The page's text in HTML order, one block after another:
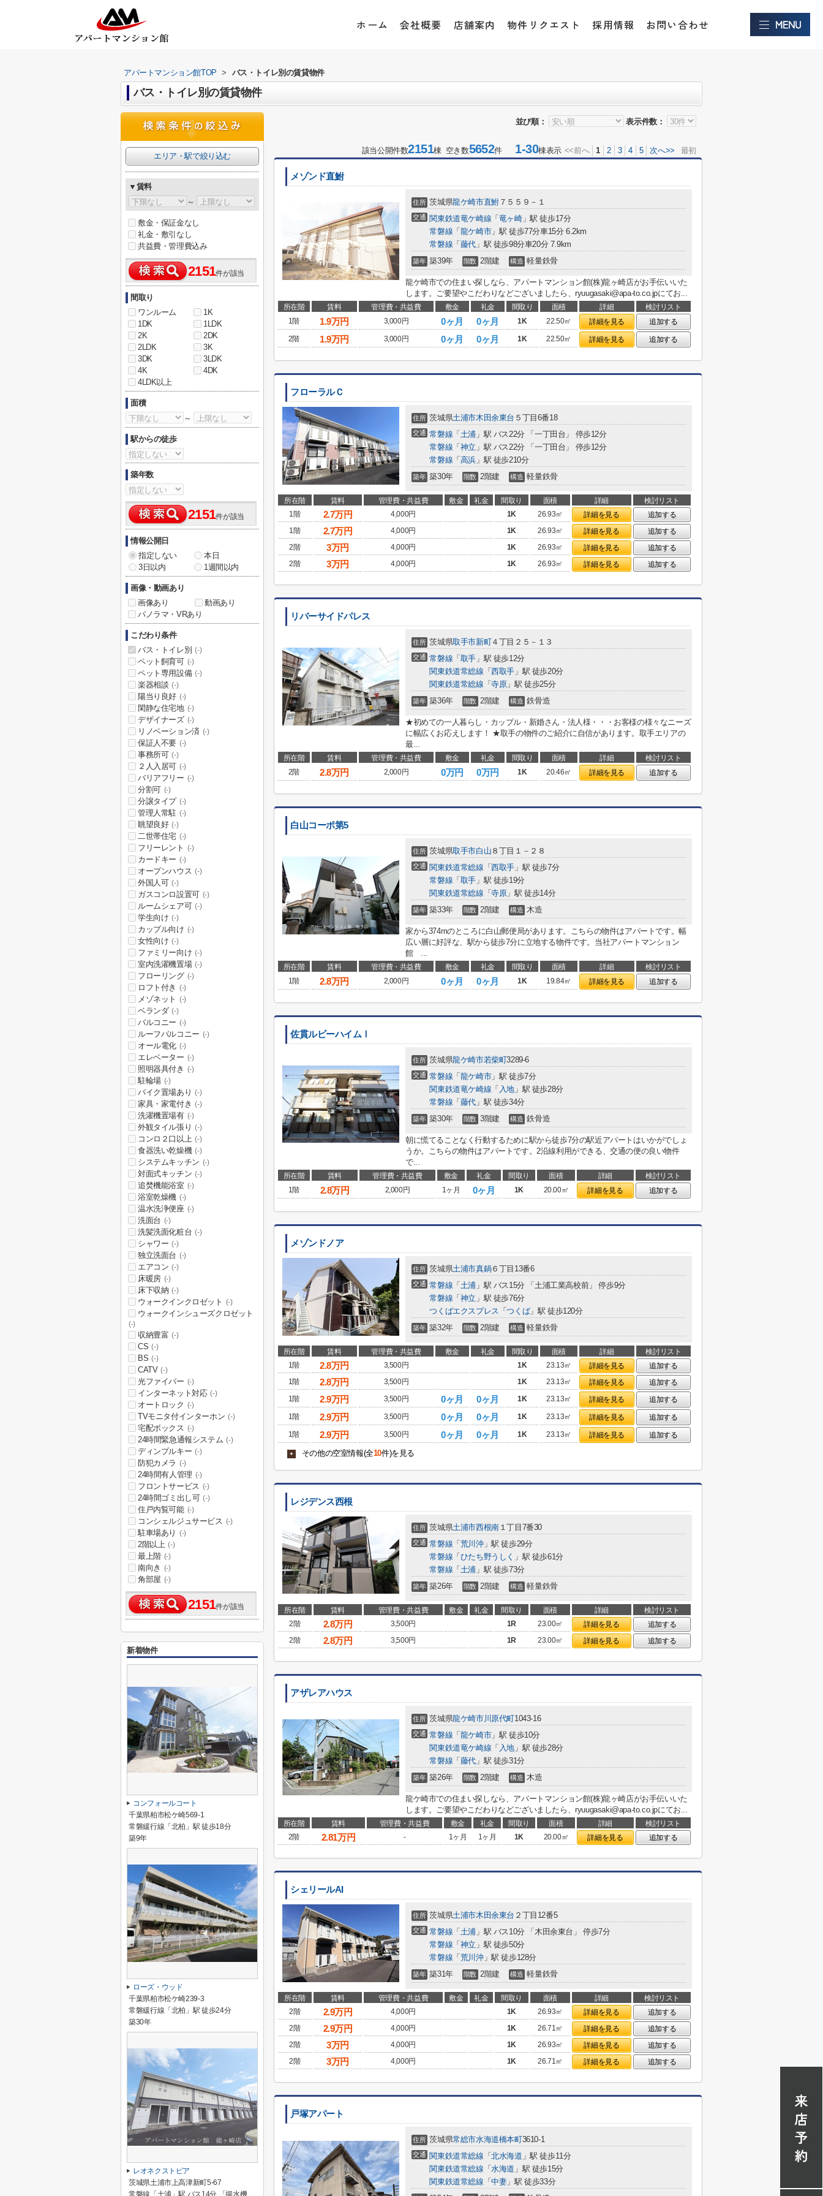
ホーム 会社概要 店舗案内 物件リクエスト 採用情報 お問い合わせ
アパートマンション館TOP > バス・トイレ別の賃貸物件
バス・トイレ別の賃貸物件
並び順： 表示件数：
該当公開件数2151棟 空き数5652件1-30棟表示 <<前へ 1 2 3 4 5 次へ>> 最初
メゾンド直鮒
住所 茨城県龍ケ崎市直鮒７５５９－１
交通 関東鉄道竜ケ崎線 「 竜ヶ崎」駅 徒歩17分
常磐線 「 龍ケ崎市」駅 徒歩77分車15分 6.2km
常磐線 「 藤代 」駅 徒歩98分車20分 7.9km
築年 築39年 階数 2階建 構造 軽量鉄骨
龍ケ崎市での住まい探しなら、アパートマンション館(株)龍ヶ崎店がお手伝いいた
します。ご要望やこだわりなどございましたら、ryuugasaki@apa-to.co.jpにてお...
所在階 賃料 管理費・共益費 敷金 礼金 間取り 面積 詳細
検討リスト
1階
1.9万円 3,000円 0ヶ月 0ヶ月 1K 22.50㎡ 詳細を見る
追加する
2階
1.9万円 3,000円 0ヶ月 0ヶ月 1K 22.50㎡ 詳細を見る 追加する
フローラルＣ
住所 茨城県土浦市木田余東台 ５丁目6番18
交通 常磐線 「 土浦 」駅 バス22分 「一丁田台」 停歩12分
常磐線 「 神立 」駅 バス22分 「一丁田台」 停歩12分
常磐線 「 高浜 」駅 徒歩210分
築年 築30年 階数 2階建 構造 軽量鉄骨
所在階 賃料 管理費・共益費 敷金 礼金 間取り 面積 詳細
検討リスト
1階
2.7万円 4,000円 1K 26.93㎡ 詳細を見る
追加する
1階
2.7万円 4,000円 1K 26.93㎡ 詳細を見る
追加する
2階
3万円 4,000円 1K 26.93㎡ 詳細を見る
追加する
2階
3万円 4,000円 1K 26.93㎡ 詳細を見る 追加する
リバーサイドパレス
住所 茨城県取手市新町４丁目２５－１３
交通 常磐線 「 取手 」駅 徒歩12分
関東鉄道常総線 「西取手 」駅 徒歩20分
関東鉄道常総線 「寺原」駅 徒歩25分
築年 築36年 階数 2階建 構造 鉄骨造
★初めての一人暮らし・カップル・新婚さん・法人様・・・お客様の様々なニーズ
に幅広くお応えします！ ★取手の物件のご紹介に自信があります。取手エリアの
最...
所在階 賃料 管理費・共益費 敷金 礼金 間取り 面積 詳細
検討リスト
2階
2.8万円 2,000円 0万円 0万円 1K 20.46㎡ 詳細を見る 追加する
白山コーポ第5
住所 茨城県取手市白山 ８丁目１－２８
交通 関東鉄道常総線 「西取手 」駅 徒歩7分
常磐線 「 取手 」駅 徒歩19分
関東鉄道常総線 「寺原」駅 徒歩14分
築年 築33年 階数 2階建 構造 木造
家から374mのところに白山郵便局があります。こちらの物件はアパートです。幅
広い層に好評な、駅から徒歩7分に立地する物件です。当社アパートマンション
館 ...
所在階 賃料 管理費・共益費 敷金 礼金 間取り 面積 詳細
検討リスト
1階
2.8万円 2,000円 0ヶ月 0ヶ月 1K 19.84㎡ 詳細を見る 追加する
佐貫ルビーハイムⅠ
住所 茨城県龍ケ崎市若柴町3289-6
交通 常磐線 「 龍ケ崎市」駅 徒歩7分
関東鉄道竜ケ崎線 「 入地 」駅 徒歩28分
常磐線 「 藤代 」駅 徒歩34分
築年 築30年 階数 3階建 構造 鉄骨造
朝に慌てることなく行動するために駅から徒歩7分の駅近アパートはいかがでしょ
うか。こちらの物件はアパートです。2沿線利用ができる、交通の便の良い物件
で...
所在階 賃料 管理費・共益費 敷金 礼金 間取り 面積 詳細
検討リスト
1階
2.8万円 2,000円 1ヶ月 0ヶ月 1K 20.00㎡ 詳細を見る 追加する
メゾンドノア
住所 茨城県土浦市真鍋６丁目13番6
交通 常磐線 「 土浦 」駅 バス15分 「土浦工業高校前」 停歩9分
常磐線 「 神立 」駅 徒歩76分
つくばエクスプレス 「つくば」駅 徒歩120分
築年 築32年 階数 2階建 構造 軽量鉄骨
所在階 賃料 管理費・共益費 敷金 礼金 間取り 面積 詳細
検討リスト
1階
2.8万円 3,500円 1K 23.13㎡ 詳細を見る
追加する
1階
2.8万円 3,500円 1K 23.13㎡ 詳細を見る
追加する
1階
2.9万円 3,500円 0ヶ月 0ヶ月 1K 23.13㎡ 詳細を見る
追加する
1階
2.9万円 3,500円 0ヶ月 0ヶ月 1K 23.13㎡ 詳細を見る
追加する
1階
2.9万円 3,500円 0ヶ月 0ヶ月 1K 23.13㎡ 詳細を見る 追加する
+ その他の空室情報(全10件)を見る
レジデンス西根
住所 茨城県土浦市西根南１丁目7番30
交通 常磐線 「 荒川沖 」駅 徒歩29分
常磐線 「 ひたち野うしく 」駅 徒歩61分
常磐線 「 土浦 」駅 徒歩73分
築年 築26年 階数 2階建 構造 軽量鉄骨
所在階 賃料 管理費・共益費 敷金 礼金 間取り 面積 詳細
検討リスト
2階
2.8万円 3,500円 1R 23.00㎡ 詳細を見る
追加する
2階
2.8万円 3,500円 1R 23.00㎡ 詳細を見る 追加する
アザレアハウス
住所 茨城県龍ケ崎市川原代町1043-16
交通 常磐線 「 龍ケ崎市」駅 徒歩10分
関東鉄道竜ケ崎線 「 入地 」駅 徒歩28分
常磐線 「 藤代 」駅 徒歩31分
築年 築26年 階数 2階建 構造 木造
龍ケ崎市での住まい探しなら、アパートマンション館(株)龍ヶ崎店がお手伝いいた
します。ご要望やこだわりなどございましたら、ryuugasaki@apa-to.co.jpにてお...
所在階 賃料 管理費・共益費 敷金 礼金 間取り 面積 詳細
検討リスト
2階
2.81万円 - 1ヶ月 1ヶ月 1K 20.00㎡ 詳細を見る 追加する
シェリールAI
住所 茨城県土浦市木田余東台 ２丁目12番5
交通 常磐線 「 土浦 」駅 バス10分 「木田余東台」 停歩7分
常磐線 「 神立 」駅 徒歩50分
常磐線 「 荒川沖 」駅 徒歩128分
築年 築31年 階数 2階建 構造 軽量鉄骨
所在階 賃料 管理費・共益費 敷金 礼金 間取り 面積 詳細
検討リスト
2階
2.9万円 4,000円 1K 26.93㎡ 詳細を見る
追加する
2階
2.9万円 4,000円 1K 26.71㎡ 詳細を見る
追加する
2階
3万円 4,000円 1K 26.93㎡ 詳細を見る
追加する
2階
3万円 4,000円 1K 26.71㎡ 詳細を見る 追加する
戸塚アパート
住所 茨城県常総市水海道橋本町3610-1
交通 関東鉄道常総線 「北水海道 」駅 徒歩11分
関東鉄道常総線 「水海道 」駅 徒歩15分
関東鉄道常総線 「中妻」駅 徒歩33分
エリア・駅で絞り込む
▼賃料
～
敷金・保証金なし
礼金・敷引なし
共益費・管理費込み
2151件が該当
間取り
ワンルーム
1K
1DK
1LDK
2K
2DK
2LDK
3K
3DK
3LDK
4K
4DK
4LDK以上
面積
～
駅からの徒歩
築年数
2151件が該当
情報公開日
指定しない
本日
3日以内
1週間以内
画像・動画あり
画像あり
動画あり
パノラマ・VRあり
こだわり条件
バス・トイレ別
(-)
ペット飼育可 (-)
ペット専用設備 (-)
楽器相談 (-)
陽当り良好 (-)
閑静な住宅地 (-)
デザイナーズ (-)
リノベーション済 (-)
保証人不要 (-)
事務所可 (-)
２人入居可 (-)
バリアフリー (-)
分割可 (-)
分譲タイプ (-)
管理人常駐 (-)
眺望良好 (-)
二世帯住宅 (-)
フリーレント (-)
カードキー (-)
オープンハウス (-)
外国人可 (-)
ガスコンロ設置可 (-)
ルームシェア可 (-)
学生向け (-)
カップル向け (-)
女性向け (-)
ファミリー向け (-)
室内洗濯機置場 (-)
フローリング (-)
ロフト付き (-)
メゾネット (-)
ベランダ (-)
バルコニー (-)
ルーフバルコニー (-)
オール電化 (-)
エレベーター (-)
照明器具付き (-)
駐輪場 (-)
バイク置場あり (-)
家具・家電付き (-)
洗濯機置場有 (-)
外観タイル張り (-)
コンロ２口以上 (-)
食器洗い乾燥機 (-)
システムキッチン (-)
対面式キッチン (-)
追焚機能浴室 (-)
浴室乾燥機 (-)
温水洗浄便座 (-)
洗面台 (-)
洗髪洗面化粧台 (-)
シャワー (-)
独立洗面台 (-)
エアコン (-)
床暖房 (-)
床下収納 (-)
ウォークインクロゼット (-)
ウォークインシューズクロゼット
(-)
収納豊富 (-)
CS (-)
BS (-)
CATV (-)
光ファイバー (-)
インターネット対応 (-)
オートロック (-)
TVモニタ付インターホン (-)
宅配ボックス (-)
24時間緊急通報システム (-)
ディンプルキー (-)
防犯カメラ (-)
24時間有人管理 (-)
フロントサービス (-)
24時間ゴミ出し可 (-)
住戸内覧可能 (-)
コンシェルジュサービス (-)
駐車場あり (-)
2階以上 (-)
最上階 (-)
南向き (-)
角部屋 (-)
2151件が該当
新着物件
コンフォールコート
千葉県柏市松ケ崎569-1
常磐緩行線「北柏」駅 徒歩18分
築9年
ローズ・ウッド
千葉県柏市松ケ崎239-3
常磐緩行線「北柏」駅 徒歩24分
築30年
レオネクストピア
茨城県土浦市上高津新町5-67
常磐線「土浦」駅 バス14分 「揚水機